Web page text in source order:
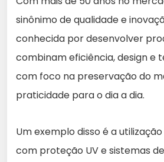
sinônimo de qualidade e
conhecida por desenvolver
combinam eficiência, design e
com foco na preservação do
praticidade para o dia a dia.
Um exemplo disso é a
com proteção UV e sistemas